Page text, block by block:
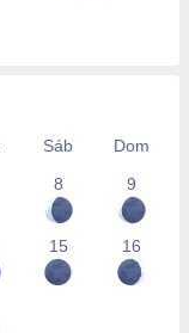
Sáb
Dom
8
9
15 16